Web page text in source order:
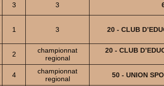
3 3
1 3 20 - CLUB
2
championnat
regional
20 - CLUB
4
championnat
regional
50 - UNION